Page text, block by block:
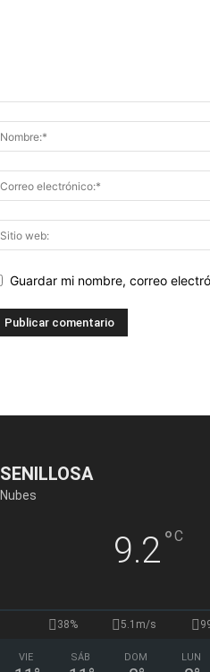
Guardar mi nombre, correo
SENILLOSA
Nubes
9.2°C
38% 5.1m/s
VIE SÁB DOM LUN